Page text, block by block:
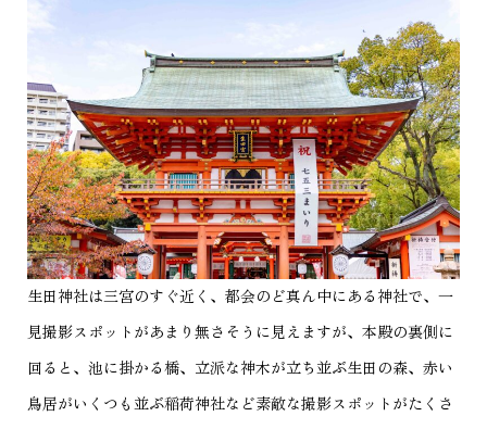
生田神社は三宮のすぐ近く、都会のど真ん中にある神社で、一
見撮影スポットがあまり無さそうに見えますが、本殿の裏側に
回ると、池に掛かる橋、立派な神木が立ち並ぶ生田の森、赤い
鳥居がいくつも並ぶ稲荷神社など素敵な撮影スポットがたくさ